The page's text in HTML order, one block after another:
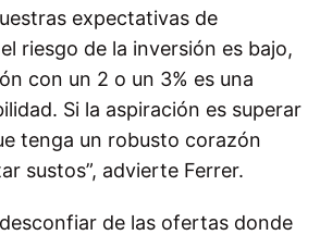
expectativas de
riesgo de la inversión es bajo,
con un 2 o un 3% es una
Si la aspiración es superar
tenga un robusto corazón
sustos”, advierte Ferrer.
desconfiar de las ofertas donde